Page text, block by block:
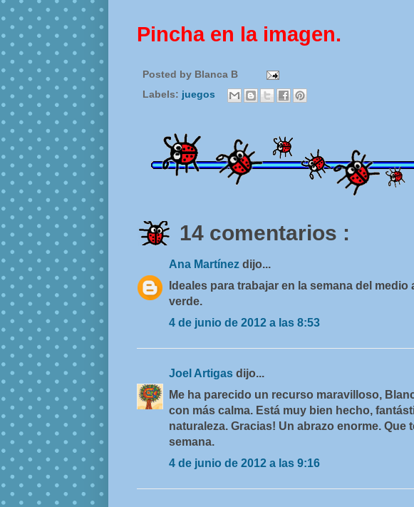
Pincha en la imagen.
Posted by Blanca B
Labels: juegos
14 comentarios :
Ana Martínez dijo...
Ideales para trabajar en la semana del
verde.
4 de junio de 2012 a las 8:53
Joel Artigas dijo...
Me ha parecido un recurso maravilloso,
con más calma. Está muy bien hecho,
naturaleza. Gracias! Un abrazo enorme. Que
semana.
4 de junio de 2012 a las 9:16